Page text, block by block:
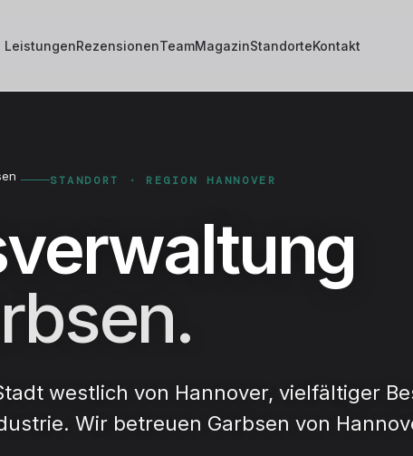
LeistungenRezensionenTeamMagazinStandorteKontakt
STANDORT · REGION HANNOVER
westlich von Hannover, vielfältiger
Wir betreuen Garbsen von